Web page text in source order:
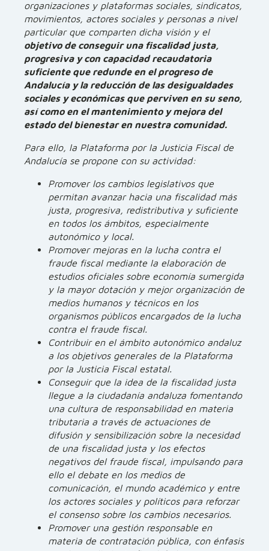
organizaciones y plataformas sociales, sindicatos,
movimientos, actores sociales y personas a nivel
particular que comparten dicha visión y el
objetivo de conseguir una fiscalidad justa,
progresiva y con capacidad recaudatoria
suficiente que redunde en el progreso de
Andalucía y la reducción de las desigualdades
sociales y económicas que perviven en su seno,
así como en el mantenimiento y mejora del
estado del bienestar en nuestra comunidad.
Para ello, la Plataforma por la Justicia Fiscal de
Andalucía se propone con su actividad:
Promover los cambios legislativos que
permitan avanzar hacia una fiscalidad más
justa, progresiva, redistributiva y suficiente
en todos los ámbitos, especialmente
autonómico y local.
Promover mejoras en la lucha contra el
fraude fiscal mediante la elaboración de
estudios oficiales sobre economía sumergida
y la mayor dotación y mejor organización de
medios humanos y técnicos en los
organismos públicos encargados de la lucha
contra el fraude fiscal.
Contribuir en el ámbito autonómico andaluz
a los objetivos generales de la Plataforma
por la Justicia Fiscal estatal.
Conseguir que la idea de la fiscalidad justa
llegue a la ciudadanía andaluza fomentando
una cultura de responsabilidad en materia
tributaria a través de actuaciones de
difusión y sensibilización sobre la necesidad
de una fiscalidad justa y los efectos
negativos del fraude fiscal, impulsando para
ello el debate en los medios de
comunicación, el mundo académico y entre
los actores sociales y políticos para reforzar
el consenso sobre los cambios necesarios.
Promover una gestión responsable en
materia de contratación pública, con énfasis